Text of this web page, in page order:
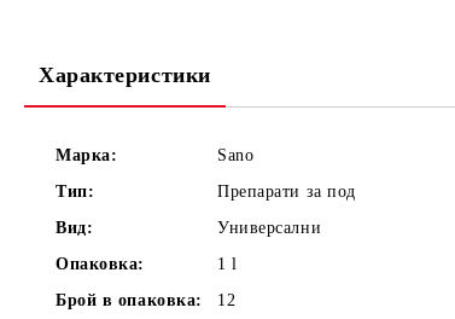
Характеристики
Марка:
Sano
Тип:
Препарати за под
Вид:
Универсални
Опаковка:
1 l
Брой в опаковка:
12